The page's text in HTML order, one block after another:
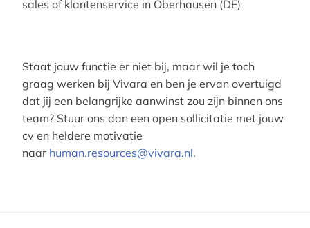
sales of klantenservice in Oberhausen (DE)
Staat jouw functie er niet bij, maar wil je toch
graag werken bij Vivara en ben je ervan overtuigd
dat jij een belangrijke aanwinst zou zijn binnen ons
team? Stuur ons dan een open sollicitatie met jouw
cv en heldere motivatie
naar human.resources@vivara.nl.